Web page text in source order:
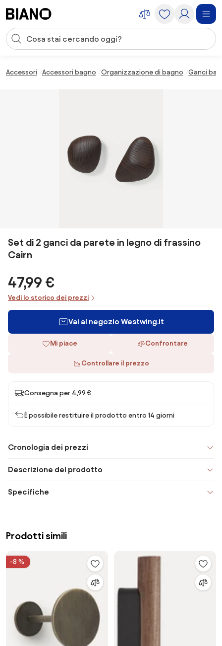
Input della ricerca
Accessori Accessori bagno Organizzazione di bagno Ganci
Set di 2 ganci da parete in legno di frassino
Cairn
47,99 €
Vedi lo storico dei prezzi
Vai al negozio Westwing.it
Mi piace Confrontare
Controllare il prezzo
Consegna per 4,99 €
È possibile restituire il prodotto entro 14 giorni
Cronologia dei prezzi
Descrizione del prodotto
Specifiche
Prodotti simili
-8 %